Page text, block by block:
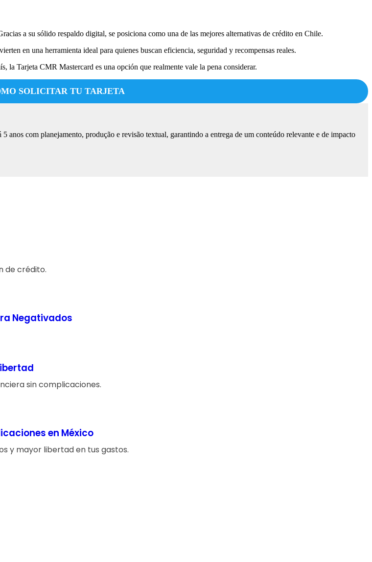
a su sólido respaldo digital, se posiciona como una de las mejores alternativas de crédito en Chile.
en una herramienta ideal para quienes buscan eficiencia, seguridad y recompensas reales.
la Tarjeta CMR Mastercard es una opción que realmente vale la pena considerar.
SOLICITAR TU TARJETA
anos com planejamento, produção e revisão textual, garantindo a entrega de um conteúdo relevante e de impacto
de crédito.
Negativados
sin complicaciones.
en México
y mayor libertad en tus gastos.